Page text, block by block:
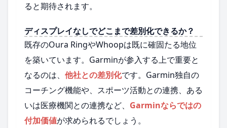
ると期待されます。
ディスプレイなしでどこまで差別化できるか？
既存のOura RingやWhoopは既に確固たる地位
を築いています。Garminが参入する上で重要と
なるのは、 他社との差別化です。Garmin独自の
コーチング機能や、スポーツ活動との連携、ある
いは医療機関との連携など、 Garminならではの
付加価値が求められるでしょう。